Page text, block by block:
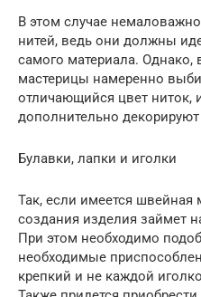
В этом случае
нитей, ведь они должны
самого материала. Однако,
мастерицы намеренно
отличающийся цвет ниток,
дополнительно
Булавки, лапки и иголки
Так, если имеется швейная
создания изделия займет
При этом необходимо
необходимые
крепкий и не каждой